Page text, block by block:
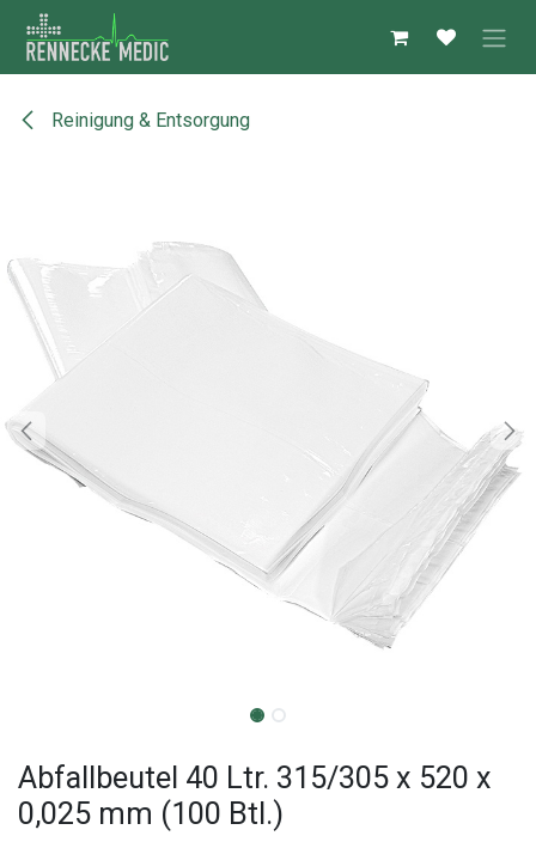
Zum Inhalt springen
Reinigung & Entsorgung
Abfallbeutel 40 Ltr. 315/305 x 520 x
0,025 mm (100 Btl.)